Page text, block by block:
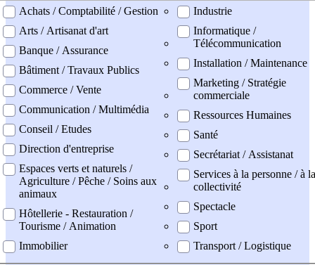
professionel
Achats / Comptabilité / Gestion
Arts / Artisanat d'art
Banque / Assurance
Bâtiment / Travaux Publics
Commerce / Vente
Communication / Multimédia
Conseil / Etudes
Direction d'entreprise
Espaces verts et naturels /
Agriculture / Pêche / Soins aux
animaux
Hôtellerie - Restauration /
Tourisme / Animation
Immobilier
Industrie
Informatique /
Télécommunication
Installation / Maintenance
Marketing / Stratégie
commerciale
Ressources Humaines
Santé
Secrétariat / Assistanat
Services à la personne / à la
collectivité
Spectacle
Sport
Transport / Logistique